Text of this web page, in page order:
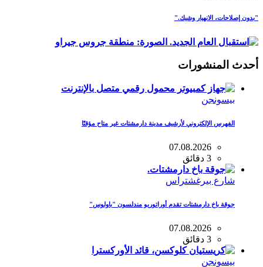
"بدون إصلاحات، الانهيار وشيك."
أحدث المنشورات
بيسونجن
الفهرس الإلكتروني لأرشيف مدينة دارمشتات غير متاح مؤقتًا
07.08.2026
3 دقائق
شارع بيرغشتراس
جوقة باخ دارمشتات تقدم أوراتوريو مندلسون "باولوس"
07.08.2026
3 دقائق
بيسونجن